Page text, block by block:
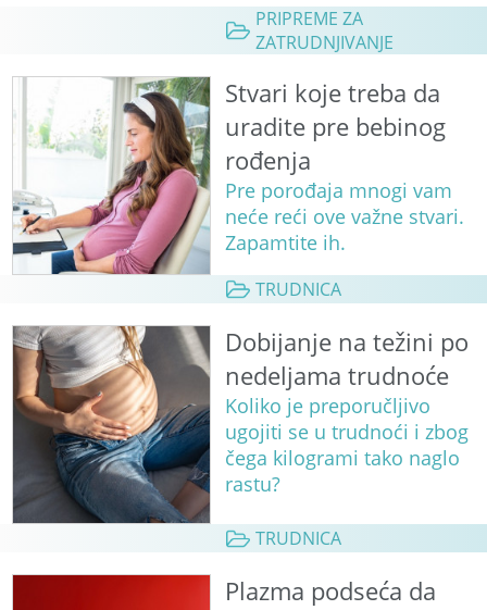
PRIPREME ZA
ZATRUDNJIVANJE
Stvari koje treba da
uradite pre bebinog
rođenja
Pre porođaja mnogi vam
neće reći ove važne stvari.
Zapamtite ih.
TRUDNICA
Dobijanje na težini po
nedeljama trudnoće
Koliko je preporučljivo
ugojiti se u trudnoći i zbog
čega kilogrami tako naglo
rastu?
TRUDNICA
Plazma podseća da